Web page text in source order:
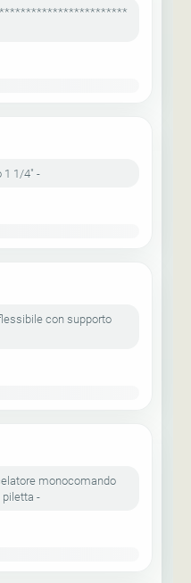
1 1/4" -
con supporto
monocomando
-